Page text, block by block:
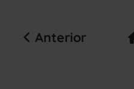
Anterior